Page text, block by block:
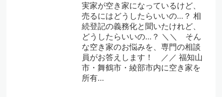
実家が空き家になっているけど、
売るにはどうしたらいいの…？ 相
続登記の義務化と聞いたけれど、
どうしたらいいの…？ ＼＼ そん
な空き家のお悩みを、専門の相談
員がお答えします！ ／／ 福知山
市・舞鶴市・綾部市内に空き家を
所有…